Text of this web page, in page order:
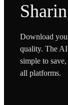
Download
quality. The
simple to
all platforms.